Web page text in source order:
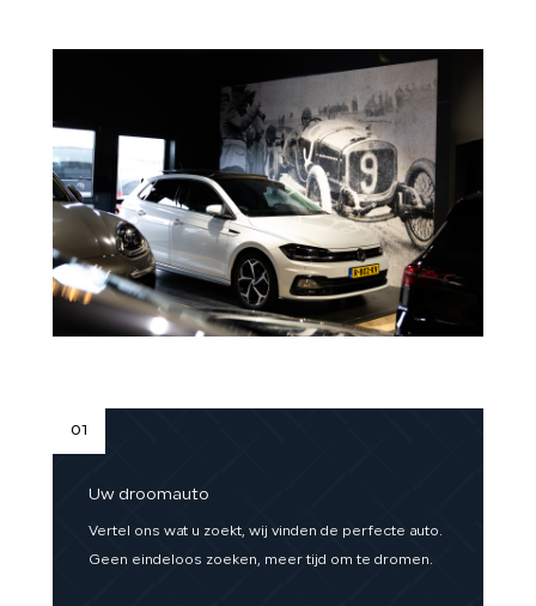
01
Uw droomauto
Vertel ons wat u zoekt, wij vinden de perfecte auto.
Geen eindeloos zoeken, meer tijd om te dromen.